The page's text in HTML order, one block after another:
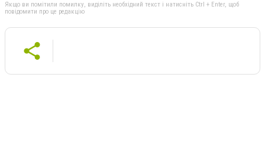
Якщо ви помітили помилку, виділіть необхідний текст і натисніть Ctrl + Enter, щоб
повідомити про це редакцію